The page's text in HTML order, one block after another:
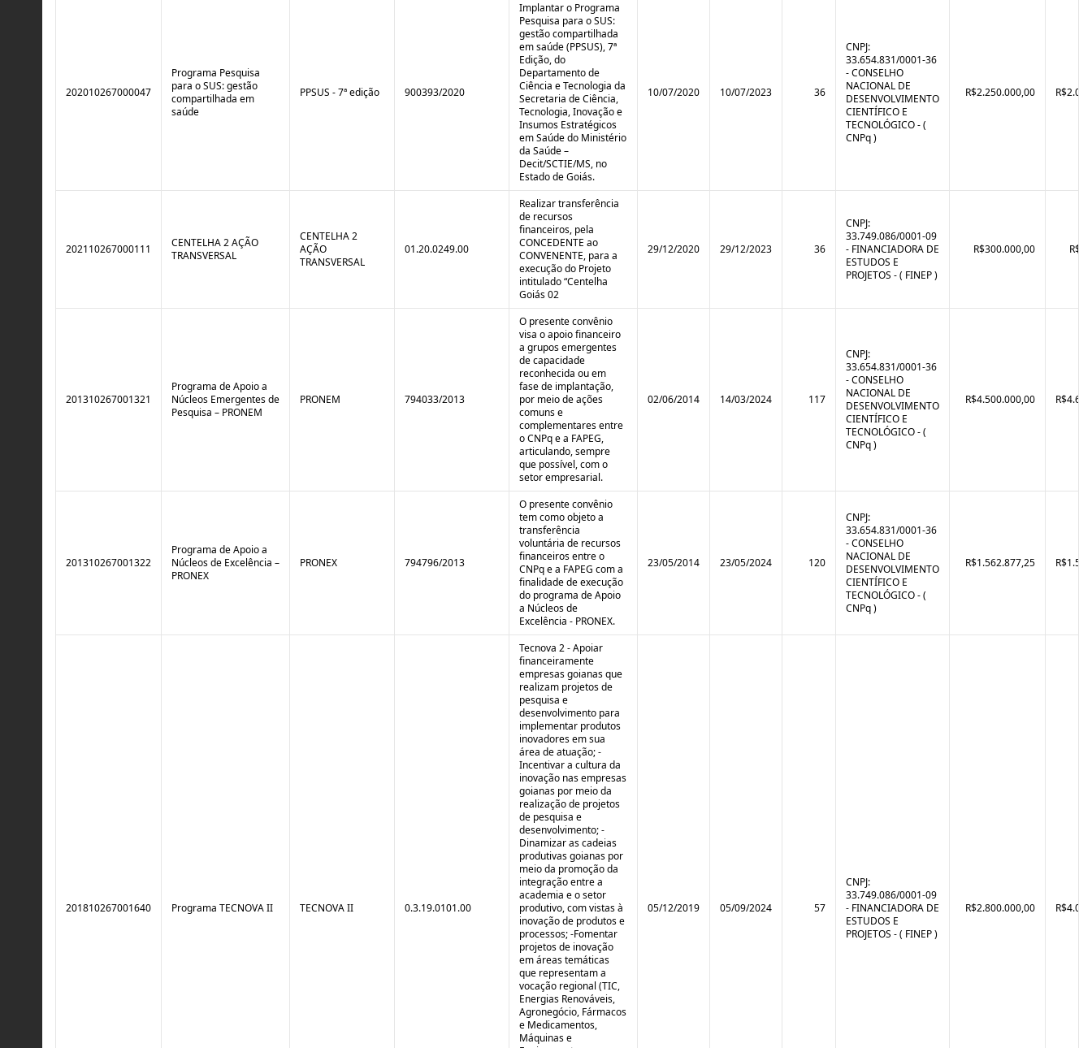
202010267000047
Programa Pesquisa
para o SUS: gestão
compartilhada em
saúde
PPSUS - 7ª edição 900393/2020
Implantar o Programa
Pesquisa para o SUS:
gestão compartilhada
em saúde (PPSUS), 7ª
Edição, do
Departamento de
Ciência e Tecnologia da
Secretaria de Ciência,
Tecnologia, Inovação e
Insumos Estratégicos
em Saúde do Ministério
da Saúde –
Decit/SCTIE/MS, no
Estado de Goiás.
10/07/2020 10/07/2023 36
CNPJ:
33.654.831/0001-36
- CONSELHO
NACIONAL DE
DESENVOLVIMENTO
CIENTÍFICO E
TECNOLÓGICO - (
CNPq )
R$2.250.000,00
202110267000111
CENTELHA 2 AÇÃO
TRANSVERSAL
CENTELHA 2
AÇÃO
TRANSVERSAL
01.20.0249.00
Realizar transferência
de recursos
financeiros, pela
CONCEDENTE ao
CONVENENTE, para a
execução do Projeto
intitulado “Centelha
Goiás 02
29/12/2020 29/12/2023 36
CNPJ:
33.749.086/0001-09
- FINANCIADORA DE
ESTUDOS E
PROJETOS - ( FINEP )
R$300.000,00
201310267001321
Programa de Apoio a
Núcleos Emergentes de
Pesquisa – PRONEM
PRONEM 794033/2013
O presente convênio
visa o apoio financeiro
a grupos emergentes
de capacidade
reconhecida ou em
fase de implantação,
por meio de ações
comuns e
complementares entre
o CNPq e a FAPEG,
articulando, sempre
que possível, com o
setor empresarial.
02/06/2014 14/03/2024 117
CNPJ:
33.654.831/0001-36
- CONSELHO
NACIONAL DE
DESENVOLVIMENTO
CIENTÍFICO E
TECNOLÓGICO - (
CNPq )
R$4.500.000,00
201310267001322
Programa de Apoio a
Núcleos de Excelência –
PRONEX
PRONEX 794796/2013
O presente convênio
tem como objeto a
transferência
voluntária de recursos
financeiros entre o
CNPq e a FAPEG com a
finalidade de execução
do programa de Apoio
a Núcleos de
Excelência - PRONEX.
23/05/2014 23/05/2024 120
CNPJ:
33.654.831/0001-36
- CONSELHO
NACIONAL DE
DESENVOLVIMENTO
CIENTÍFICO E
TECNOLÓGICO - (
CNPq )
R$1.562.877,25
201810267001640 Programa TECNOVA II TECNOVA II 0.3.19.0101.00
Tecnova 2 - Apoiar
financeiramente
empresas goianas que
realizam projetos de
pesquisa e
desenvolvimento para
implementar produtos
inovadores em sua
área de atuação; -
Incentivar a cultura da
inovação nas empresas
goianas por meio da
realização de projetos
de pesquisa e
desenvolvimento; -
Dinamizar as cadeias
produtivas goianas por
meio da promoção da
integração entre a
academia e o setor
produtivo, com vistas à
inovação de produtos e
processos; -Fomentar
projetos de inovação
em áreas temáticas
que representam a
vocação regional (TIC,
Energias Renováveis,
Agronegócio, Fármacos
e Medicamentos,
Máquinas e
05/12/2019 05/09/2024 57
CNPJ:
33.749.086/0001-09
- FINANCIADORA DE
ESTUDOS E
PROJETOS - ( FINEP )
R$2.800.000,00